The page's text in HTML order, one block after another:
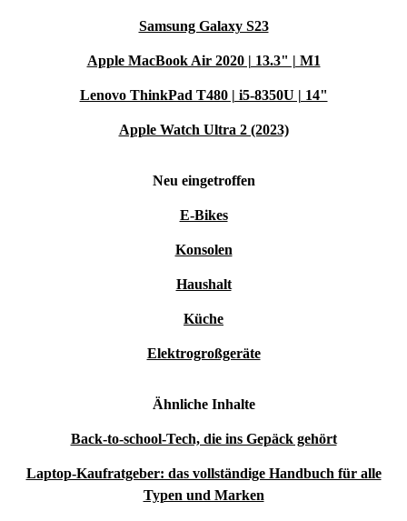
Samsung Galaxy S23
Apple MacBook Air 2020 | 13.3" | M1
Lenovo ThinkPad T480 | i5-8350U | 14"
Apple Watch Ultra 2 (2023)
Neu eingetroffen
E-Bikes
Konsolen
Haushalt
Küche
Elektrogroßgeräte
Ähnliche Inhalte
Back-to-school-Tech, die ins Gepäck gehört
Laptop-Kaufratgeber: das vollständige Handbuch für alle
Typen und Marken